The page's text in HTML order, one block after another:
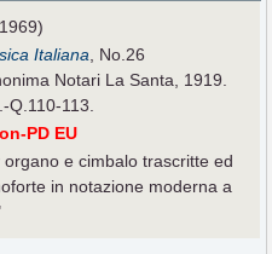
Italiana, No.26
Notari La Santa, 1919.
Q.110-113.
PD EU
e cimbalo trascritte ed
in notazione moderna a